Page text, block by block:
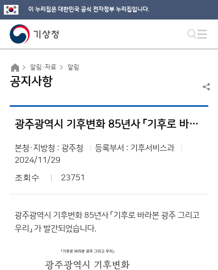
이 누리집은 대한민국 공식 전자정부 누리집입니다.
알림·자료 알림
공지사항
광주광역시 기후변화 85년사 「기후로 바라본 광주 그리고 우리」 발간
본청·지방청 : 광주청
등록부서 : 기후서비스과
2024/11/29
조회수 23751
광주광역시 기후변화 85년사 「기후로 바라본 광주 그리고
우리」 가 발간되었습니다.